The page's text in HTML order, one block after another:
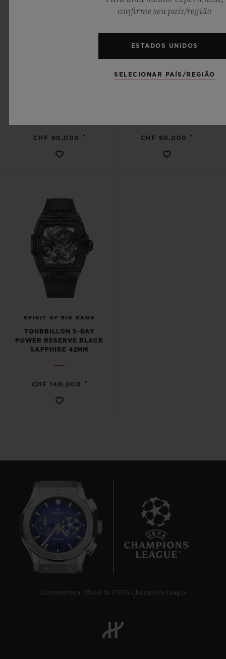
CHF 90,000 •
SPIRIT OF BIG BANG
CHF 90,000 •
SPIRIT OF BIG BANG
TOURBILLON 5-DAY
POWER RESERVE BLACK
SAPPHIRE 42MM
CHF 140,000 •
Cronometrista Oficial da UEFA Champions League
confirme seu país/região
ESTADOS UNIDOS
SELECIONAR PAÍS/REGIÃO